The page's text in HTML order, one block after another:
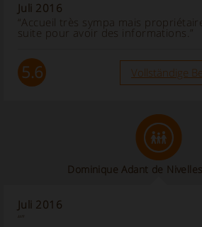
Juli 2016
“Accueil très sympa mais
suite pour avoir des informations.”
5.6 Vollständige
Dominique Adant de
Juli 2016
“”